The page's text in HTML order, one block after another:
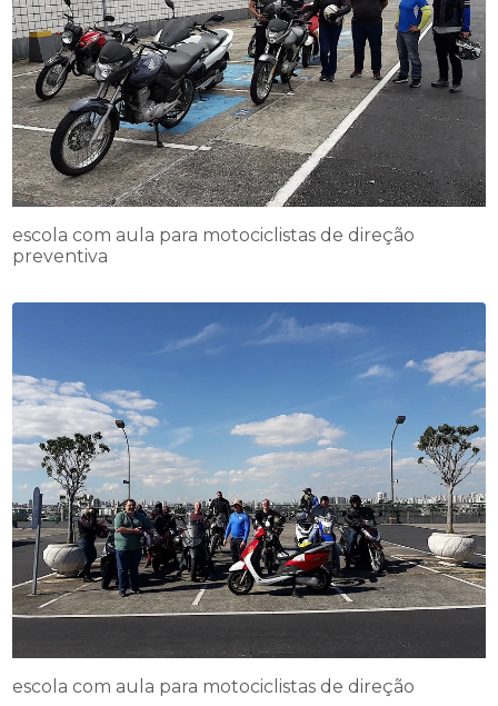
escola com aula para motociclistas de direção
preventiva
escola com aula para motociclistas de direção